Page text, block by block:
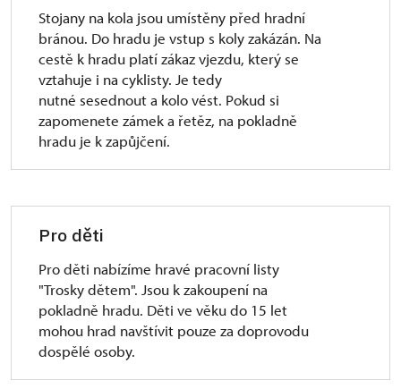
Stojany na kola jsou umístěny před hradní
bránou. Do hradu je vstup s koly zakázán. Na
cestě k hradu platí zákaz vjezdu, který se
vztahuje i na cyklisty. Je tedy
nutné sesednout a kolo vést. Pokud si
zapomenete zámek a řetěz, na pokladně
hradu je k zapůjčení.
Pro děti
Pro děti nabízíme hravé pracovní listy
"Trosky dětem". Jsou k zakoupení na
pokladně hradu. Děti ve věku do 15 let
mohou hrad navštívit pouze za doprovodu
dospělé osoby.